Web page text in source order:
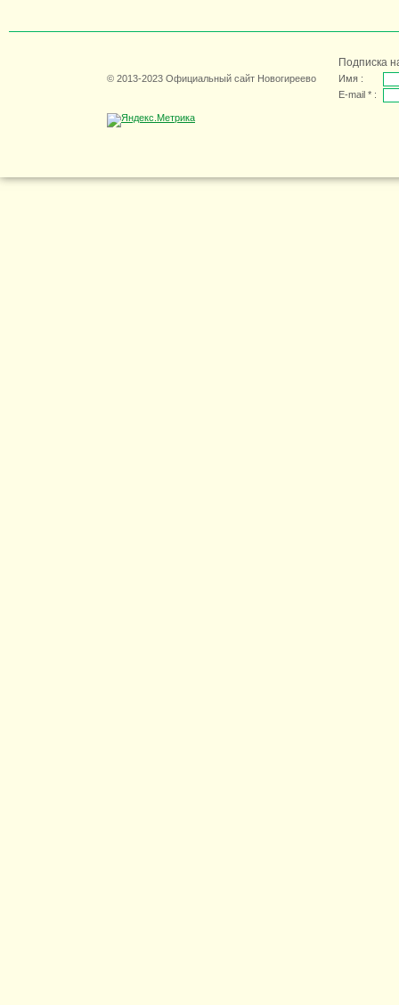
© 2013-2023 Официальный сайт Новогиреево
Подписка
Имя :
E-mail * :